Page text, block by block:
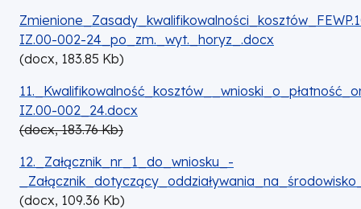
DOKUMENT
IZ.00-002-24_po_zm._wyt._horyz_.docx
(docx, 183.85 Kb)
DOKUMENT
IZ.00-002_24.docx
(docx, 183.76 Kb)
DOKUMENT
12._Załącznik_nr_1_do_wniosku_-
(docx, 109.36 Kb)